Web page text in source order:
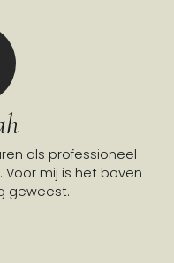
als professioneel
mij is het boven
geweest.